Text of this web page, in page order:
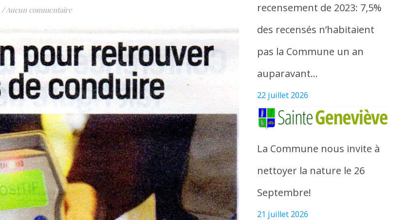
/Aucun commentaire
recensement de 2023: 7,5%
des recensés n’habitaient
pas la Commune un an
auparavant…
22 juillet 2026
La Commune nous invite à
nettoyer la nature le 26
Septembre!
21 juillet 2026